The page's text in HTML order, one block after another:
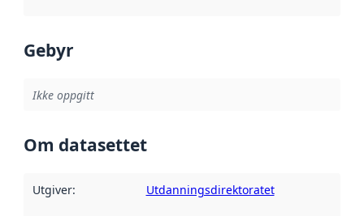
Gebyr
Ikke oppgitt
Om datasettet
Utgiver: Utdanningsdirektoratet